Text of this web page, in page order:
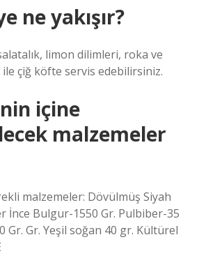
ne yakışır?
limon dilimleri, roka ve
çiğ köfte servis edebilirsiniz.
içine
malzemeler
malzemeler: Dövülmüş Siyah
İnce Bulgur-1550 Gr. Pulbiber-35
Gr. Gr. Yeşil soğan 40 gr. Kültürel